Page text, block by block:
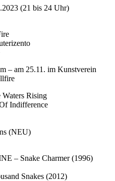
(21 bis 24 Uhr)
– am 25.11. im Kunstverein
Rising
Indifference
(NEU)
– Snake Charmer (1996)
Snakes (2012)